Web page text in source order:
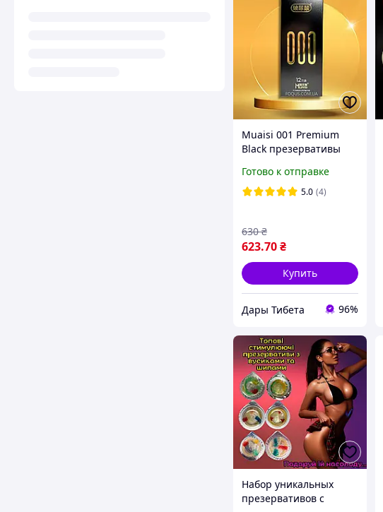
Muaisi 001 Premium
Black презервативы
натуральный латекс
гипоалергенные 12шт/
Готово к отправке
5.0 (4)
623.70₴
630 ₴
Купить
Дары Тибета 96%
Набор уникальных
презервативов с